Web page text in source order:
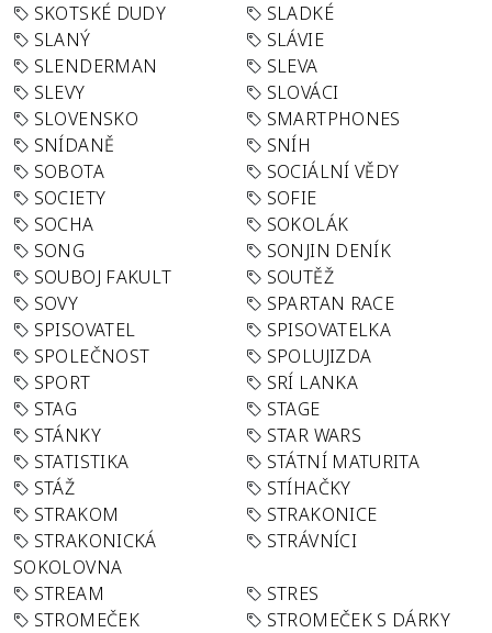
SKOTSKÉ DUDY
SLADKÉ
SLANÝ
SLÁVIE
SLENDERMAN
SLEVA
SLEVY
SLOVÁCI
SLOVENSKO
SMARTPHONES
SNÍDANĚ
SNÍH
SOBOTA
SOCIÁLNÍ VĚDY
SOCIETY
SOFIE
SOCHA
SOKOLÁK
SONG
SONJIN DENÍK
SOUBOJ FAKULT
SOUTĚŽ
SOVY
SPARTAN RACE
SPISOVATEL
SPISOVATELKA
SPOLEČNOST
SPOLUJIZDA
SPORT
SRÍ LANKA
STAG
STAGE
STÁNKY
STAR WARS
STATISTIKA
STÁTNÍ MATURITA
STÁŽ
STÍHAČKY
STRAKOM
STRAKONICE
STRAKONICKÁ
SOKOLOVNA
STRÁVNÍCI
STREAM
STRES
STROMEČEK
STROMEČEK S DÁRKY